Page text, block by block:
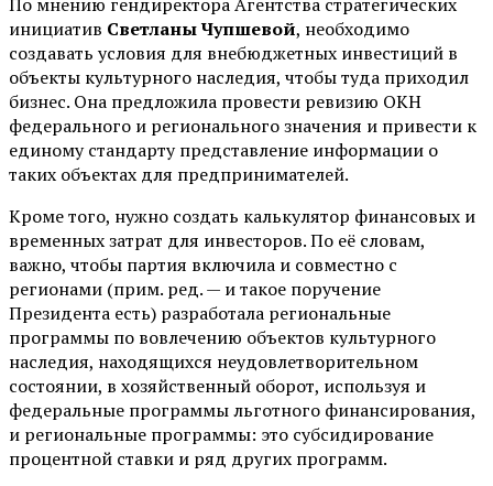
инициатив Светланы Чупшевой, необходимо
создавать условия для внебюджетных инвестиций в
объекты культурного наследия, чтобы туда приходил
бизнес. Она предложила провести ревизию ОКН
федерального и регионального значения и привести к
единому стандарту представление информации о
таких объектах для предпринимателей.
Кроме того, нужно создать калькулятор финансовых и
временных затрат для инвесторов. По её словам,
важно, чтобы партия включила и совместно с
регионами (прим. ред. — и такое поручение
Президента есть) разработала региональные
программы по вовлечению объектов культурного
наследия, находящихся неудовлетворительном
состоянии, в хозяйственный оборот, используя и
федеральные программы льготного финансирования,
и региональные программы: это субсидирование
процентной ставки и ряд других программ.